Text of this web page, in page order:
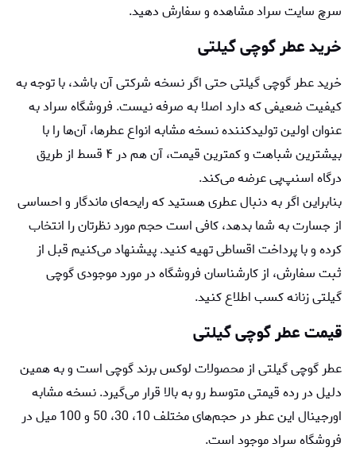
سرچ سایت سراد مشاهده و سفارش دهید.
خرید عطر گوچی گیلتی
خرید عطر گوچی گیلتی حتی اگر نسخه شرکتی آن باشد، با توجه به
کیفیت ضعیفی که دارد اصلا به صرفه نیست. فروشگاه سراد به
عنوان اولین تولیدکننده نسخه مشابه انواع عطرها، آن‌ها را با
بیشترین شباهت و کمترین قیمت، آن هم در ۴ قسط از طریق
درگاه اسنپ‌پی عرضه می‌کند.
بنابراین اگر به دنبال عطری هستید که رایحه‌ای ماندگار و احساسی
از جسارت به شما بدهد، کافی است حجم مورد نظرتان را انتخاب
کرده و با پرداخت اقساطی تهیه کنید. پیشنهاد می‌کنیم قبل از
ثبت سفارش، از کارشناسان فروشگاه در مورد موجودی گوچی
گیلتی زنانه کسب اطلاع کنید.
قیمت عطر گوچی گیلتی
عطر گوچی گیلتی از محصولات لوکس برند گوچی است و به همین
دلیل در رده قیمتی متوسط رو به بالا قرار می‌گیرد. نسخه مشابه
اورجینال این عطر در حجم‌های مختلف 10، 30، 50 و 100 میل در
فروشگاه سراد موجود است.